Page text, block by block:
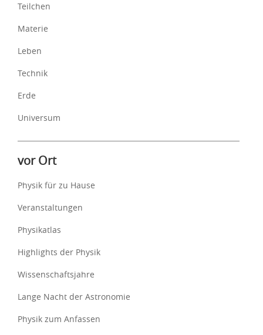
Teilchen
Materie
Leben
Technik
Erde
Universum
vor Ort
Physik für zu Hause
Veranstaltungen
Physikatlas
Highlights der Physik
Wissenschaftsjahre
Lange Nacht der Astronomie
Physik zum Anfassen